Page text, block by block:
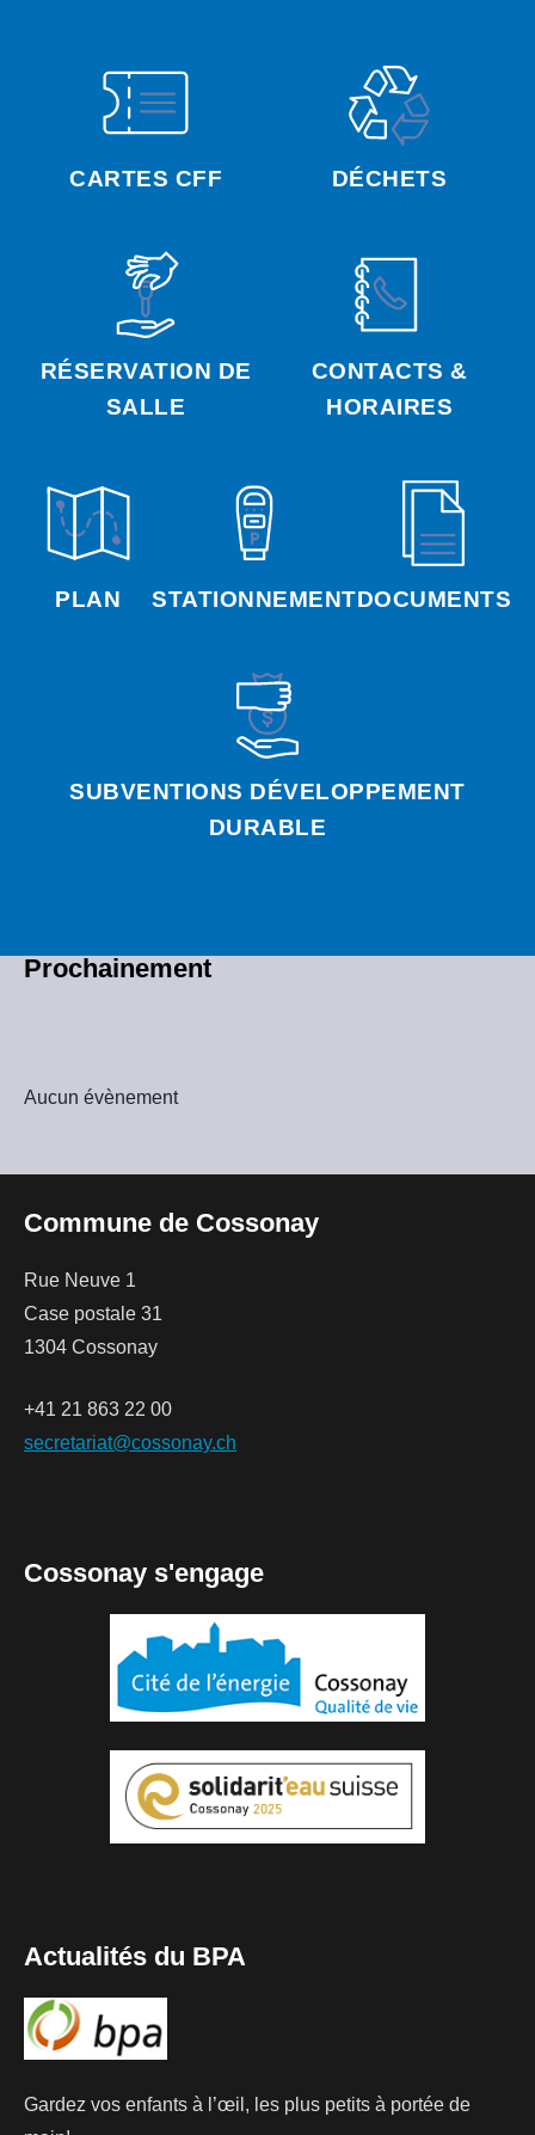
CARTES CFF DÉCHETS
RÉSERVATION DE
SALLE
CONTACTS &
HORAIRES
PLAN STATIONNEMENTDOCUMENTS
SUBVENTIONS DÉVELOPPEMENT
DURABLE
Prochainement
Aucun évènement
Commune de Cossonay
Rue Neuve 1
Case postale 31
1304 Cossonay
+41 21 863 22 00
secretariat@cossonay.ch
Cossonay s'engage
Actualités du BPA
Gardez vos enfants à l’œil, les plus petits à portée de